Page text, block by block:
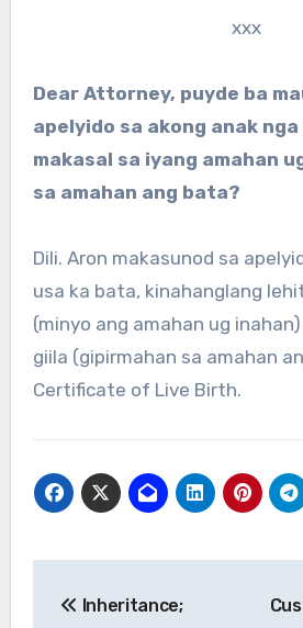
xxx
Dear Attorney, puyde ba
apelyido sa akong anak nga
makasal sa iyang amahan
sa amahan ang bata?
Dili. Aron makasunod sa
usa ka bata, kinahanglang
(minyo ang amahan ug
giila (gipirmahan sa amahan
Certificate of Live Birth.
Inheritance;